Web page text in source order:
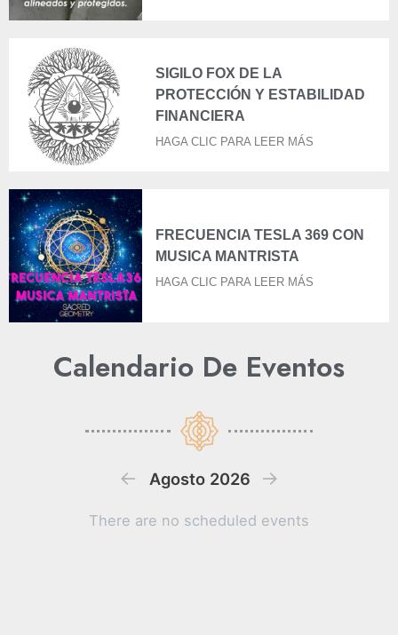
SIGILO FOX DE LA
PROTECCIÓN Y ESTABILIDAD
FINANCIERA
HAGA CLIC PARA LEER MÁS
FRECUENCIA TESLA 369 CON
MUSICA MANTRISTA
HAGA CLIC PARA LEER MÁS
Calendario De Eventos
← Agosto 2026 →
There are no scheduled events